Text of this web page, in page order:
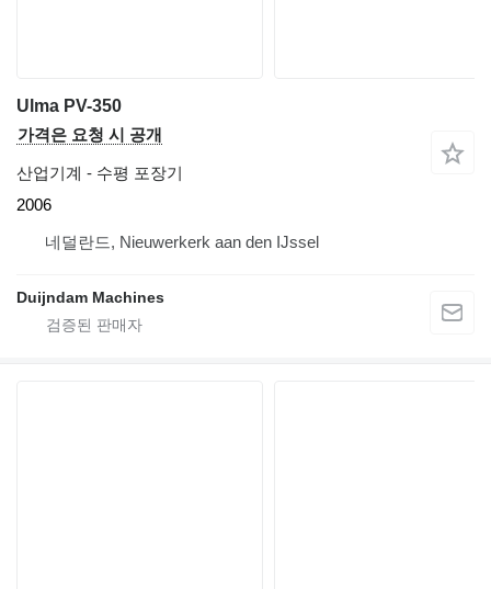
Ulma PV-350
가격은 요청 시 공개
산업기계 - 수평 포장기
2006
네덜란드, Nieuwerkerk aan den IJssel
Duijndam Machines